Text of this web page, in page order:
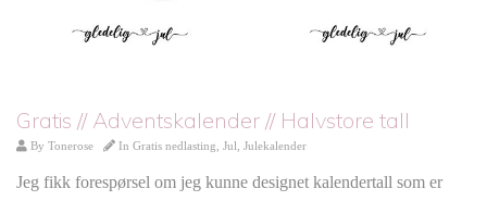
Gratis // Adventskalender // Halvstore tall
By Tonerose In Gratis nedlasting Jul Julekalender
Jeg fikk forespørsel om jeg kunne designet kalendertall som er